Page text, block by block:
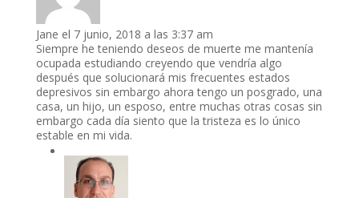
Jane el 7 junio, 2018 a las 3:37 am
Siempre he teniendo deseos de muerte me mantenía
ocupada estudiando creyendo que vendría algo
después que solucionará mis frecuentes estados
depresivos sin embargo ahora tengo un posgrado, una
casa, un hijo, un esposo, entre muchas otras cosas sin
embargo cada día siento que la tristeza es lo único
estable en mi vida.